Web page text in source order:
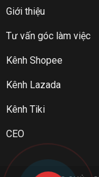
Giới thiệu
Tư vấn góc làm việc
Kênh Shopee
Kênh Lazada
Kênh Tiki
CEO